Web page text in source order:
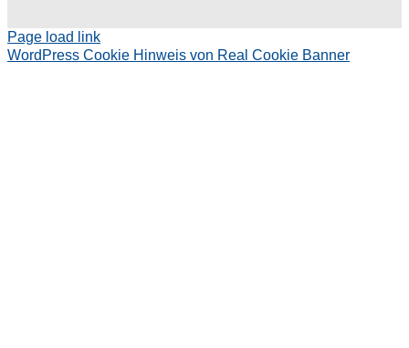
Page load link
WordPress Cookie Hinweis von Real Cookie Banner